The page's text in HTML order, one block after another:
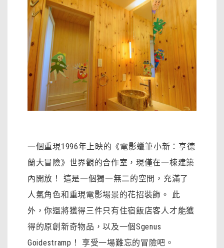
一個重現1996年上映的《電影蠟筆小新：亨德
蘭大冒險》世界觀的合作室，現僅在一棟建築
內開放！ 這是一個獨一無二的空間，充滿了
人氣角色和重現電影場景的花招裝飾。 此
外，你還將獲得三件只有住宿飯店客人才能獲
得的原創新奇物品，以及一個Sgenus
Goidestramp！ 享受一場難忘的冒險吧。